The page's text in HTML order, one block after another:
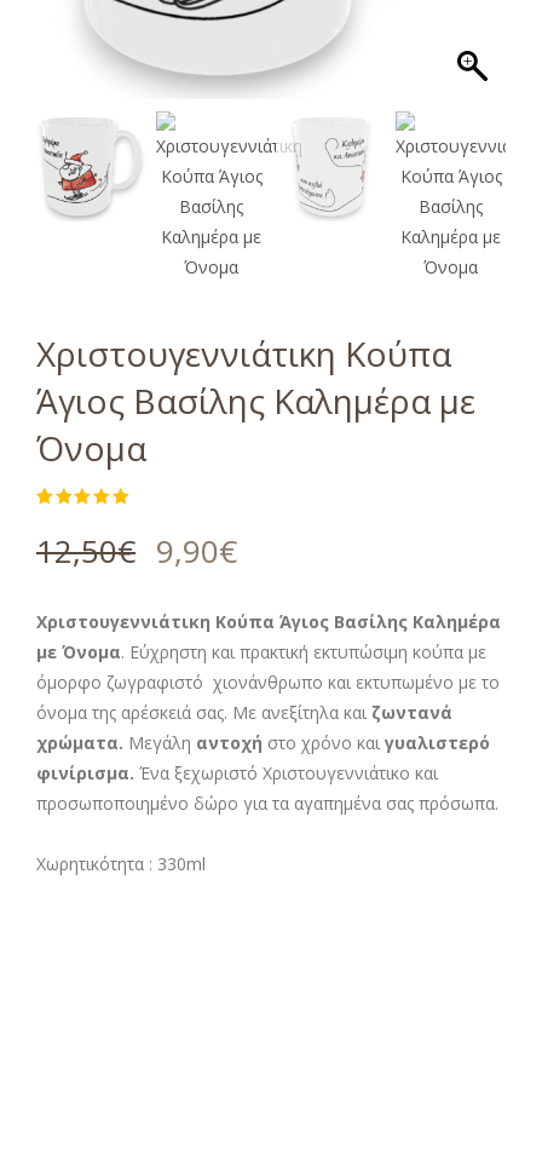
Χριστουγεννιάτικη Κούπα
Άγιος Βασίλης Καλημέρα με
Όνομα
από 5 με
βάση
12,50€ 9,90€
Χριστουγεννιάτικη Κούπα Άγιος Βασίλης Καλημέρα
με Όνομα. Εύχρηστη και πρακτική εκτυπώσιμη κούπα με
όμορφο ζωγραφιστό χιονάνθρωπο και εκτυπωμένο με το
όνομα της αρέσκειά σας. Με ανεξίτηλα και ζωντανά
χρώματα. Μεγάλη αντοχή στο χρόνο και γυαλιστερό
φινίρισμα. Ένα ξεχωριστό Χριστουγεννιάτικο και
προσωποποιημένο δώρο για τα αγαπημένα σας πρόσωπα.
Χωρητικότητα : 330ml